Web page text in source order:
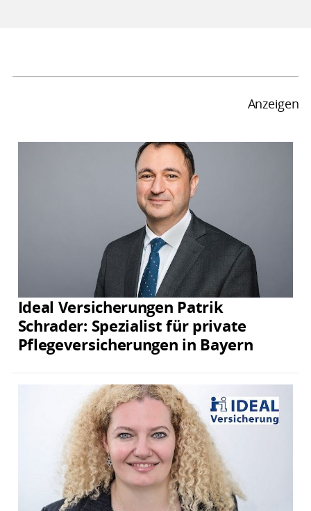
Anzeigen
Ideal Versicherungen Patrik
Schrader: Spezialist für private
Pflegeversicherungen in Bayern